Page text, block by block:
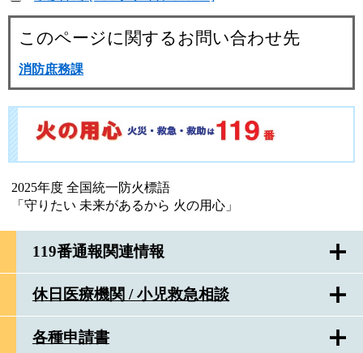
2025年度 全国統一防火標語
「守りたい 未来があるから 火の用心」
119番通報関連情報
休日医療機関 / 小児救急相談
各種申請書
このページに関するお問い合わせ先
消防庶務課